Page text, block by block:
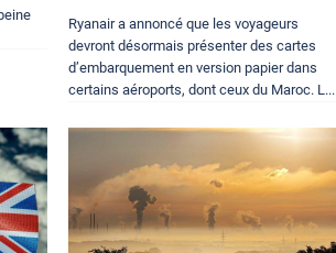
Ryanair a annoncé que les voyageurs
devront désormais présenter des cartes
d’embarquement en version papier dans
certains aéroports, dont ceux du Maroc. L...